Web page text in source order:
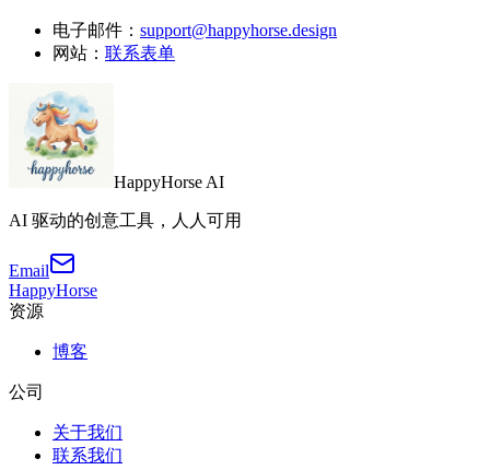
电子邮件： support@happyhorse.design
网站： 联系表单
HappyHorse AI
AI 驱动的创意工具，人人可用
Email
HappyHorse
资源
博客
公司
关于我们
联系我们